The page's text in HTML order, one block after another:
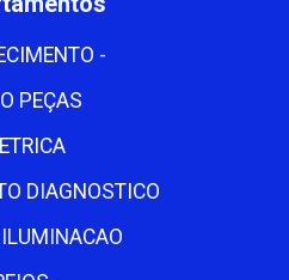
-
PEÇAS
DIAGNOSTICO
ILUMINACAO